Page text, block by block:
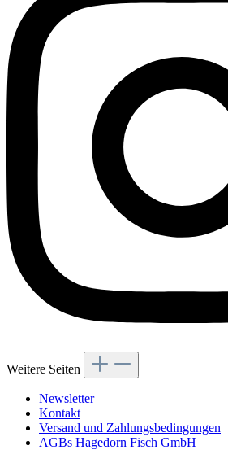
Weitere Seiten
Newsletter
Kontakt
Versand und Zahlungsbedingungen
AGBs Hagedorn Fisch GmbH